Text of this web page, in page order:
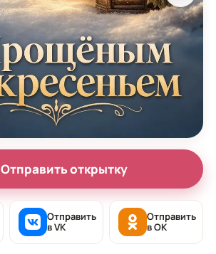
Отправить открытку
Отправить
в VK
Отправить
в OK